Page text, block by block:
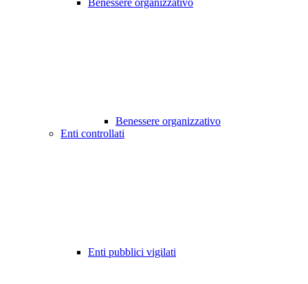
Benessere organizzativo
Benessere organizzativo
Enti controllati
Enti pubblici vigilati